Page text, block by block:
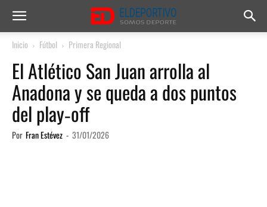
Inicio Fútbol Primera Regional
El Atlético San Juan arrolla al
Anadona y se queda a dos puntos
del play‑off
Por Fran Estévez - 31/01/2026